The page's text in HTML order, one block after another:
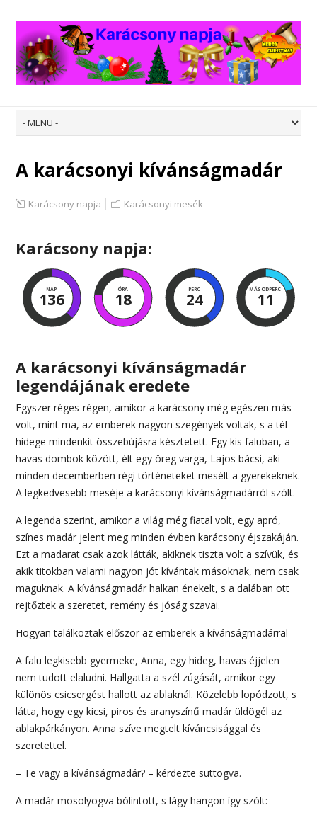
A karácsonyi kívánságmadár
Karácsony napja Karácsonyi mesék
Karácsony napja:
NAP
136
ÓRA
18
PERC
24
MÁSODPERC
11
A karácsonyi kívánságmadár
legendájának eredete
Egyszer réges-régen, amikor a karácsony még egészen más
volt, mint ma, az emberek nagyon szegények voltak, s a tél
hidege mindenkit összebújásra késztetett. Egy kis faluban, a
havas dombok között, élt egy öreg varga, Lajos bácsi, aki
minden decemberben régi történeteket mesélt a gyerekeknek.
A legkedvesebb meséje a karácsonyi kívánságmadárról szólt.
A legenda szerint, amikor a világ még fiatal volt, egy apró,
színes madár jelent meg minden évben karácsony éjszakáján.
Ezt a madarat csak azok látták, akiknek tiszta volt a szívük, és
akik titokban valami nagyon jót kívántak másoknak, nem csak
maguknak. A kívánságmadár halkan énekelt, s a dalában ott
rejtőztek a szeretet, remény és jóság szavai.
Hogyan találkoztak először az emberek a kívánságmadárral
A falu legkisebb gyermeke, Anna, egy hideg, havas éjjelen
nem tudott elaludni. Hallgatta a szél zúgását, amikor egy
különös csicsergést hallott az ablaknál. Közelebb lopódzott, s
látta, hogy egy kicsi, piros és aranyszínű madár üldögél az
ablakpárkányon. Anna szíve megtelt kíváncsisággal és
szeretettel.
– Te vagy a kívánságmadár? – kérdezte suttogva.
A madár mosolyogva bólintott, s lágy hangon így szólt: